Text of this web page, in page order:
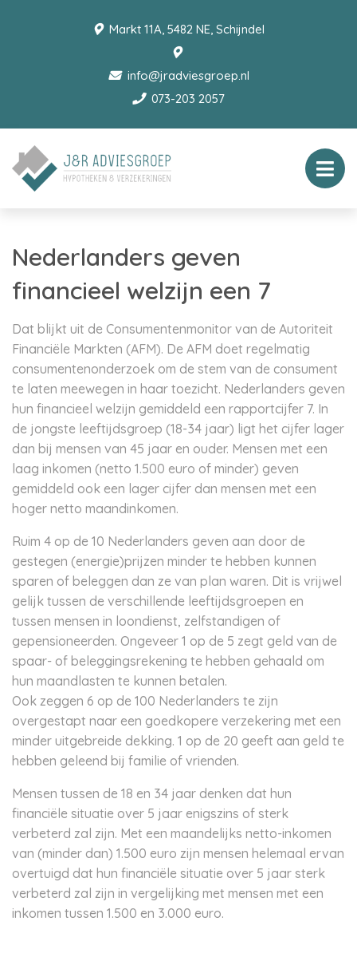
Markt 11A, 5482 NE, Schijndel
info@jradviesgroep.nl
073-203 2057
Nederlanders geven
financieel welzijn een 7
Dat blijkt uit de Consumentenmonitor van de Autoriteit
Financiële Markten (AFM). De AFM doet regelmatig
consumentenonderzoek om de stem van de consument
te laten meewegen in haar toezicht. Nederlanders geven
hun financieel welzijn gemiddeld een rapportcijfer 7. In
de jongste leeftijdsgroep (18-34 jaar) ligt het cijfer lager
dan bij mensen van 45 jaar en ouder. Mensen met een
laag inkomen (netto 1.500 euro of minder) geven
gemiddeld ook een lager cijfer dan mensen met een
hoger netto maandinkomen.
Ruim 4 op de 10 Nederlanders geven aan door de
gestegen (energie)prijzen minder te hebben kunnen
sparen of beleggen dan ze van plan waren. Dit is vrijwel
gelijk tussen de verschillende leeftijdsgroepen en
tussen mensen in loondienst, zelfstandigen of
gepensioneerden. Ongeveer 1 op de 5 zegt geld van de
spaar- of beleggingsrekening te hebben gehaald om
hun maandlasten te kunnen betalen.
Ook zeggen 6 op de 100 Nederlanders te zijn
overgestapt naar een goedkopere verzekering met een
minder uitgebreide dekking. 1 op de 20 geeft aan geld te
hebben geleend bij familie of vrienden.
Mensen tussen de 18 en 34 jaar denken dat hun
financiële situatie over 5 jaar enigszins of sterk
verbeterd zal zijn. Met een maandelijks netto-inkomen
van (minder dan) 1.500 euro zijn mensen helemaal ervan
overtuigd dat hun financiële situatie over 5 jaar sterk
verbeterd zal zijn in vergelijking met mensen met een
inkomen tussen 1.500 en 3.000 euro.